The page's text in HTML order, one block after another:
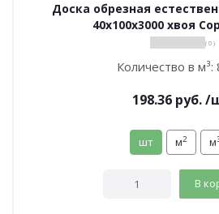
Доска обрезная
40х100х3000 хвоя
( 0 )
Количество в м³:
198.36 руб./
шт м2 м
В